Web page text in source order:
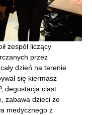
zespół liczący
przez
dzień na terenie
się kiermasz
degustacja ciast
zabawa dzieci ze
medycznego z